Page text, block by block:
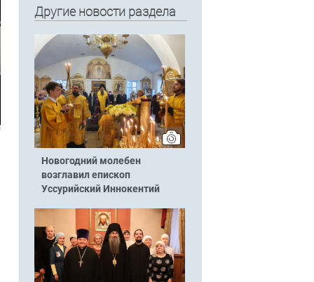
Другие новости раздела
Новогодний молебен
возглавил епископ
Уссурийский Иннокентий